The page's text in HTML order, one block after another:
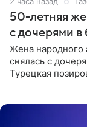
50-летняя
с дочерями в
Жена народного
снялась с
Турецкая